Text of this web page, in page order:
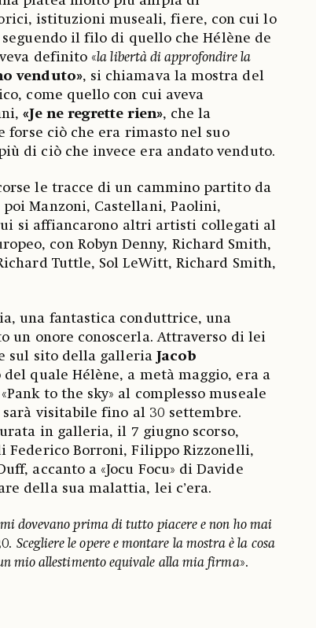
istituzioni museali, fiere, con cui lo
il filo di quello che Hélène de
definito «la libertà di approfondire la
venduto», si chiamava la mostra del
come quello con cui aveva
«Je ne regrette rien», che la
forse ciò che era rimasto nel suo
di ciò che invece era andato venduto.
le tracce di un cammino partito da
poi Manzoni, Castellani, Paolini,
si affiancarono altri artisti collegati al
con Robyn Denny, Richard Smith,
Tuttle, Sol LeWitt, Richard Smith,
una fantastica conduttrice, una
un onore conoscerla. Attraverso di lei
sul sito della galleria Jacob
quale Hélène, a metà maggio, era a
to the sky» al complesso museale
visitabile fino al 30 settembre.
in galleria, il 7 giugno scorso,
Federico Borroni, Filippo Rizzonelli,
accanto a «Jocu Focu» di Davide
della sua malattia, lei c’era.
dovevano prima di tutto piacere e non ho mai
Scegliere le opere e montare la mostra è la cosa
mio allestimento equivale alla mia firma».